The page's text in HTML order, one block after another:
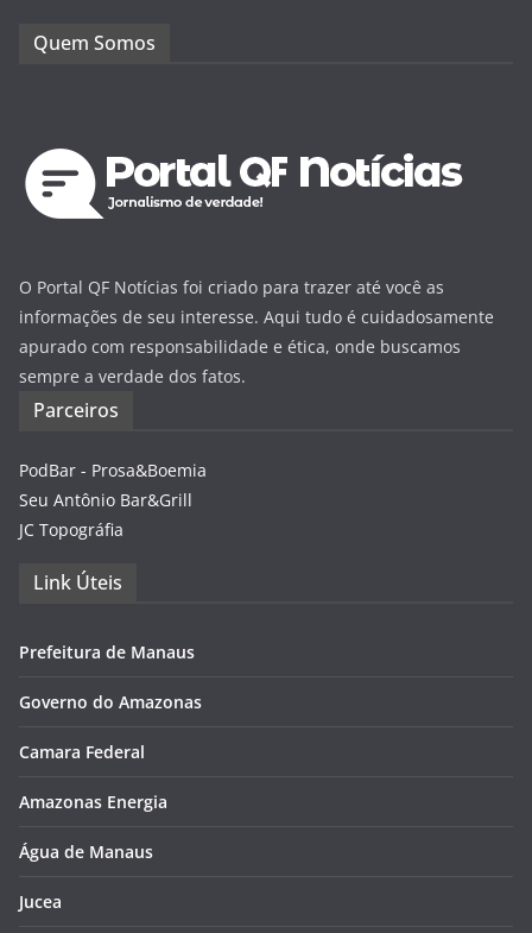
Quem Somos
O Portal QF Notícias foi criado para trazer até você as
informações de seu interesse. Aqui tudo é cuidadosamente
apurado com responsabilidade e ética, onde buscamos
sempre a verdade dos fatos.
Parceiros
PodBar - Prosa&Boemia
Seu Antônio Bar&Grill
JC Topográfia
Link Úteis
Prefeitura de Manaus
Governo do Amazonas
Camara Federal
Amazonas Energia
Água de Manaus
Jucea